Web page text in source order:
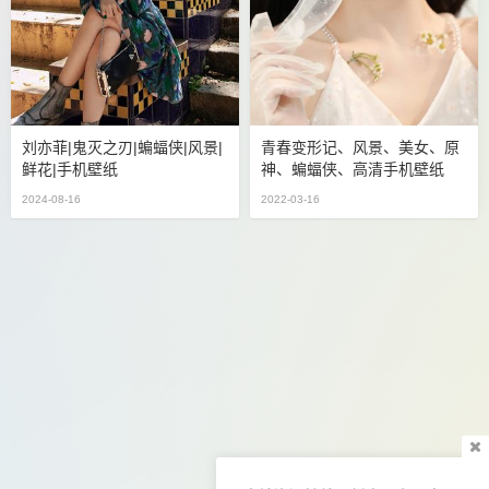
刘亦菲|鬼灭之刃|蝙蝠侠|风景|
鲜花|手机壁纸
2024-08-16
青春变形记、风景、美女、原
神、蝙蝠侠、高清手机壁纸
2022-03-16